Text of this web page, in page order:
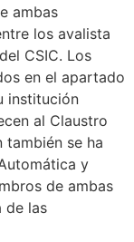
ambas
los avalista
CSIC. Los
en el apartado
institución
al Claustro
también se ha
y
de ambas
de las